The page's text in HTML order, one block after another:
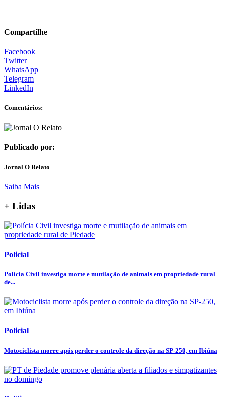
Compartilhe
Facebook
Twitter
WhatsApp
Telegram
LinkedIn
Comentários:
Publicado por:
Jornal O Relato
Saiba Mais
+ Lidas
Policial
Polícia Civil investiga morte e mutilação de animais em propriedade rural
de...
Policial
Motociclista morre após perder o controle da direção na SP-250, em Ibiúna